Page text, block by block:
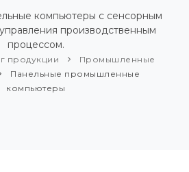
компьютеры с сенсорным
производственным
процессом.
продукции
Промышленные
Панельные промышленные
компьютеры